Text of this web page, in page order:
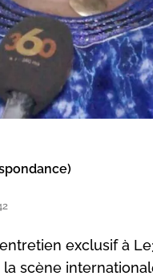
exclusif à
scène